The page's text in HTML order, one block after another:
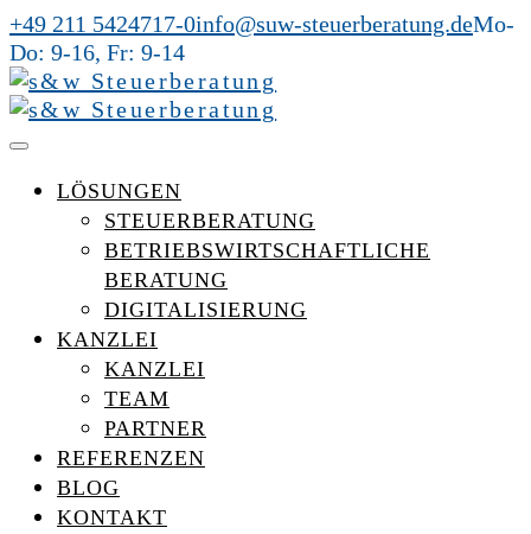
+49 211 5424717-0info@suw-steuerberatung.deMo-
Do: 9-16, Fr: 9-14
LÖSUNGEN
STEUERBERATUNG
BETRIEBSWIRTSCHAFTLICHE
BERATUNG
DIGITALISIERUNG
KANZLEI
KANZLEI
TEAM
PARTNER
REFERENZEN
BLOG
KONTAKT